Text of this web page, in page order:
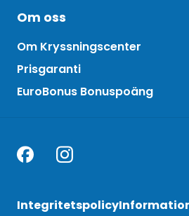
Om oss
Om Kryssningscenter
Prisgaranti
EuroBonus Bonuspoäng
Integritetspolicy